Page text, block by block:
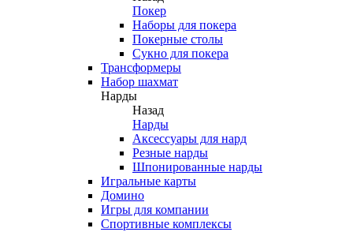
Покер
Наборы для покера
Покерные столы
Сукно для покера
Трансформеры
Набор шахмат
Нарды
Назад
Нарды
Аксессуары для нард
Резные нарды
Шпонированные нарды
Игральные карты
Домино
Игры для компании
Спортивные комплексы